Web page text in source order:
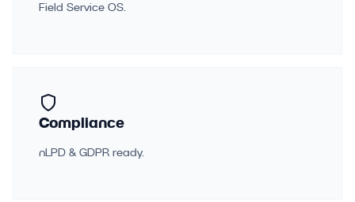
Field Service OS.
Compliance
nLPD & GDPR ready.